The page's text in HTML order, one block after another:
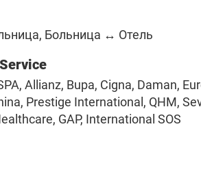
Больница ↔ Отель
Allianz, Bupa, Cigna, Daman,
Prestige International, QHM,
GAP, International SOS